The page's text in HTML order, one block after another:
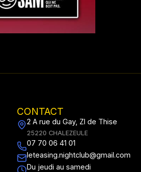
CONTACT
2 A rue du Gay, ZI de Thise
25220 CHALEZEULE
07 70 06 41 01
leteasing.nightclub@gmail.com
Du jeudi au samedi